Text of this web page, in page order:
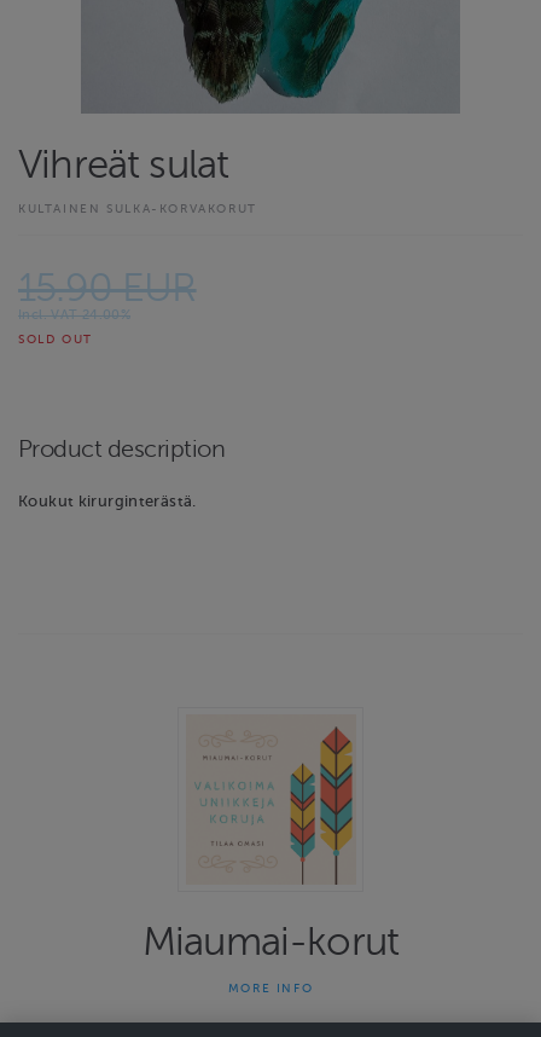
Vihreät sulat
KULTAINEN SULKA-KORVAKORUT
15.90 EUR
Incl. VAT 24.00%
SOLD OUT
Product description
Koukut kirurginterästä.
Miaumai-korut
koruja jo 13 vuotta. Kauniit ja persoonalliset korut herättävät
MORE INFO